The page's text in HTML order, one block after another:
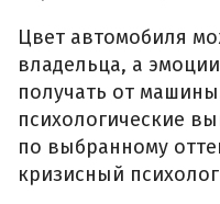
Цвет автомобиля
владельца, а
получать от
психологические
по выбранному
кризисный